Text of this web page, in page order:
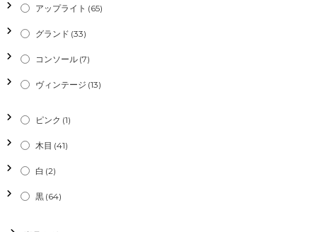
シ
ョ
ン
アップライト (65)
グランド (33)
コンソール (7)
ヴィンテージ (13)
ピンク (1)
木目 (41)
白 (2)
黒 (64)